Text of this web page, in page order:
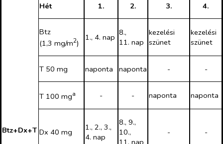
Btz+Dx+T
Hét 1. 2. 3. 4.
Btz
(1,3 mg/m2)
1., 4. nap 8.,
11. nap
kezelési
szünet
kezelési
szünet
T 50 mg naponta naponta - -
T 100 mga - - naponta naponta
Dx 40 mg
1., 2., 3.,
4. nap
8., 9.,
10.,
11. nap
- -